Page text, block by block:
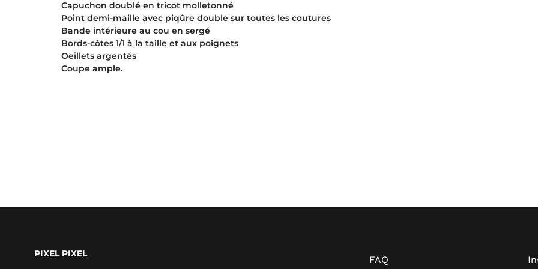
Capuchon doublé en tricot molletonné
Point demi-maille avec piqûre double sur toutes les coutures
Bande intérieure au cou en sergé
Bords-côtes 1/1 à la taille et aux poignets
Oeillets argentés
Coupe ample.
PIXEL PIXEL
FAQ